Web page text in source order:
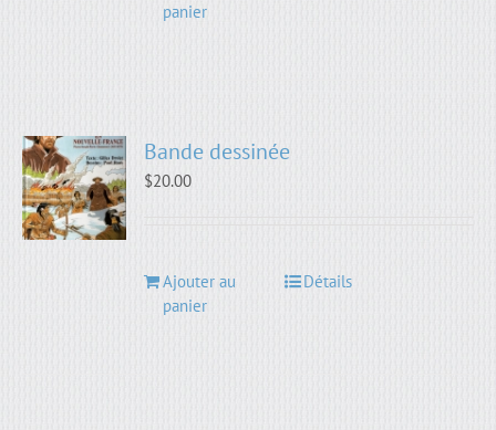
panier
Bande dessinée
$20.00
Ajouter au
panier
Détails